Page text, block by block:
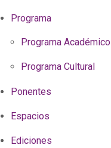
Programa
Programa Académico
Programa Cultural
Ponentes
Espacios
Ediciones